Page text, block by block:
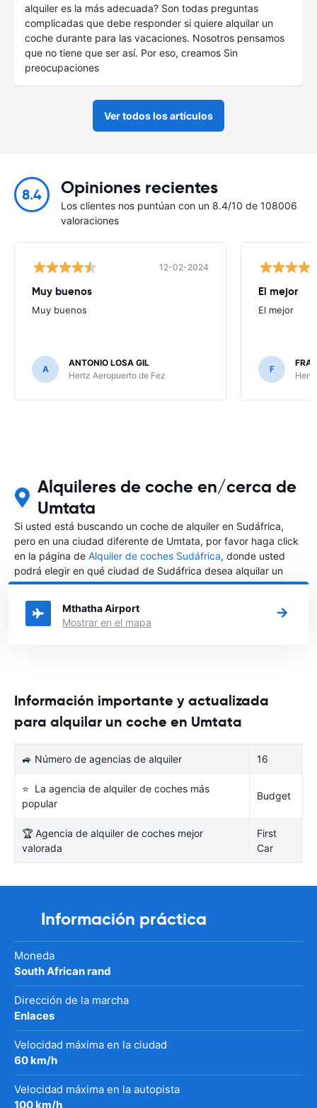
alquiler es la más adecuada? Son todas preguntas
complicadas que debe responder si quiere alquilar un
coche durante para las vacaciones. Nosotros pensamos
que no tiene que ser así. Por eso, creamos Sin
preocupaciones
Ver todos los artículos
8.4 Opiniones recientes
Los clientes nos puntúan con un 8.4/10 de 108006
valoraciones
12-02-2024
Muy buenos
Muy buenos
A
ANTONIO LOSA GIL
Hertz Aeropuerto de Fez
El mejor
El mejor
F
Alquileres de coche en/cerca de
Umtata
Si usted está buscando un coche de alquiler en Sudáfrica,
pero en una ciudad diferente de Umtata, por favor haga click
en la página de Alquiler de coches Sudáfrica, donde usted
podrá elegir en qué ciudad de Sudáfrica desea alquilar un
coche.
Mthatha Airport
Mostrar en el mapa
Información importante y actualizada
para alquilar un coche en Umtata
🚙 Número de agencias de alquiler 16
⭐ La agencia de alquiler de coches más
popular
Budget
🏆 Agencia de alquiler de coches mejor
valorada
First
Car
Información práctica
Moneda
South African rand
Dirección de la marcha
Enlaces
Velocidad máxima en la ciudad
60 km/h
Velocidad máxima en la autopista
100 km/h